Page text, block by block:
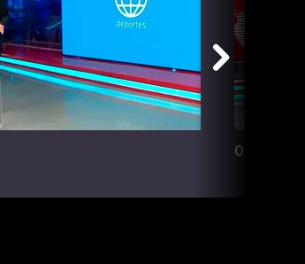
09/10/